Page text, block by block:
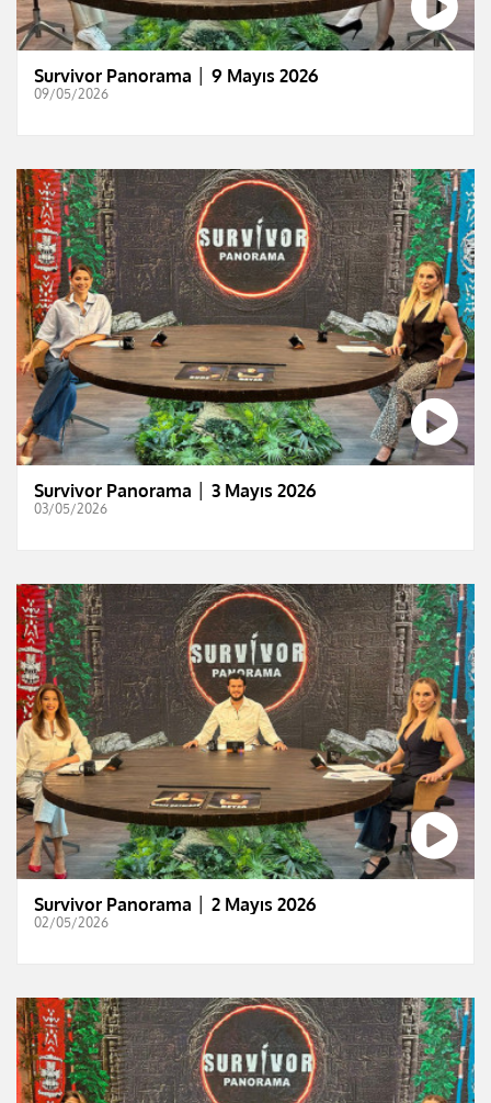
Survivor Panorama │ 9 Mayıs 2026
09/05/2026
Survivor Panorama │ 3 Mayıs 2026
03/05/2026
Survivor Panorama │ 2 Mayıs 2026
02/05/2026